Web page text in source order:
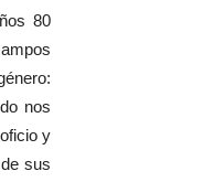
80
nos
y
sus